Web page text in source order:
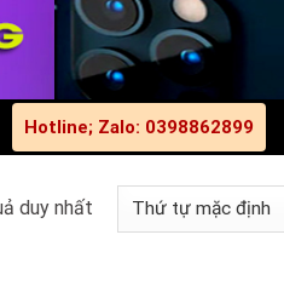
Hotline; Zalo: 0398862899
duy nhất